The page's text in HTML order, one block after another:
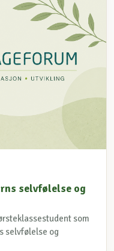
selvfølelse og
som
selvfølelse og